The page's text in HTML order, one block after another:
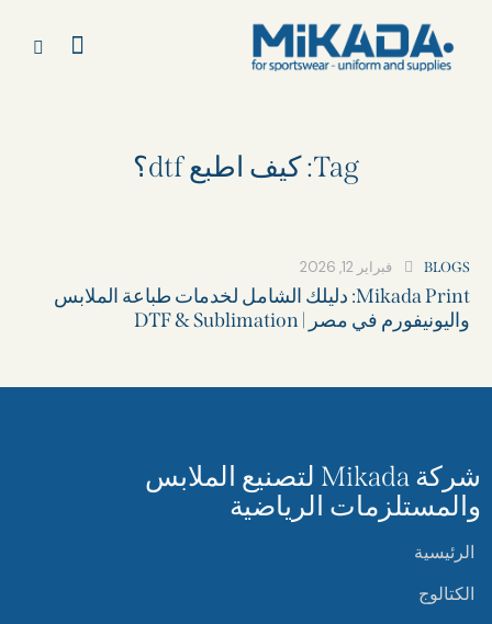
Tag: كيف اطبع dtf؟
BLOGS فبراير 12, 2026
Mikada Print: دليلك الشامل لخدمات طباعة الملابس
واليونيفورم في مصر | DTF & Sublimation
شركة Mikada لتصنيع الملابس
والمستلزمات الرياضية
الرئيسية
الكتالوج